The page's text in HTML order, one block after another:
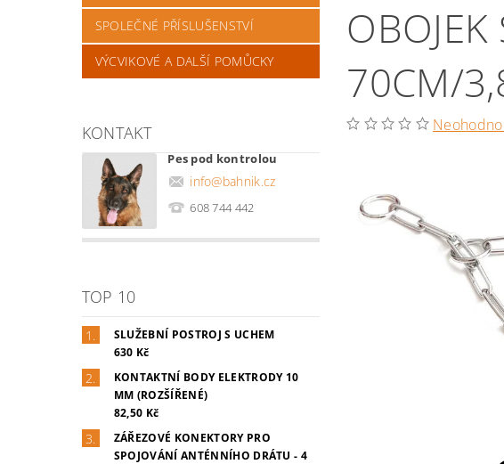
SPOLEČNÉ PŘÍSLUŠENSTVÍ
VÝCVIKOVÉ A DALŠÍ POMŮCKY
KONTAKT
Pes pod kontrolou
info@bahnik.cz
608 744 442
TOP 10
SLUŽEBNÍ POSTROJ S UCHEM
630 Kč
KONTAKTNÍ BODY ELEKTRODY 10
MM (ROZŠÍŘENÉ)
82,50 Kč
ZÁŘEZOVÉ KONEKTORY PRO
SPOJOVÁNÍ ANTÉNNÍHO DRÁTU - 4
70CM/